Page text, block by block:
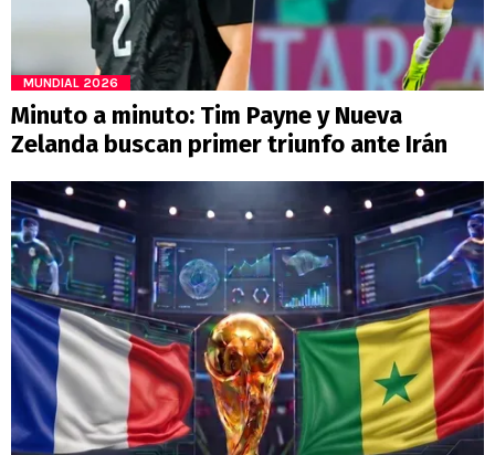
MUNDIAL 2026
Minuto a minuto: Tim Payne y Nueva
Zelanda buscan primer triunfo ante Irán